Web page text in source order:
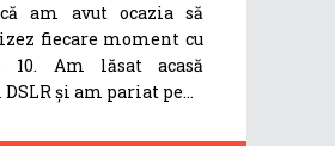
am avut ocazia să
fiecare moment cu
10. Am lăsat acasă
și am pariat pe